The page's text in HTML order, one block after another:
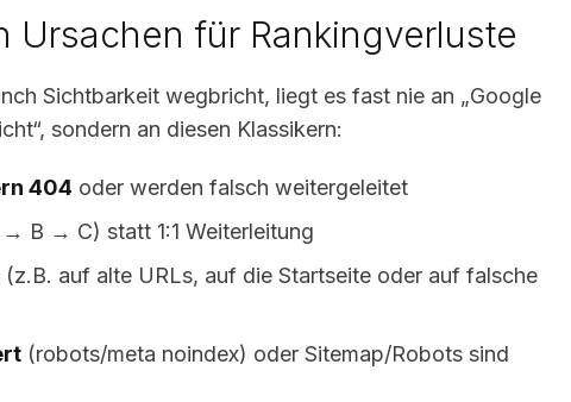
Ursachen für Rankingverluste
Sichtbarkeit wegbricht, liegt es fast nie an „Google
sondern an diesen Klassikern:
404 oder werden falsch weitergeleitet
B → C) statt 1:1 Weiterleitung
(z.B. auf alte URLs, auf die Startseite oder auf falsche
(robots/meta noindex) oder Sitemap/Robots sind